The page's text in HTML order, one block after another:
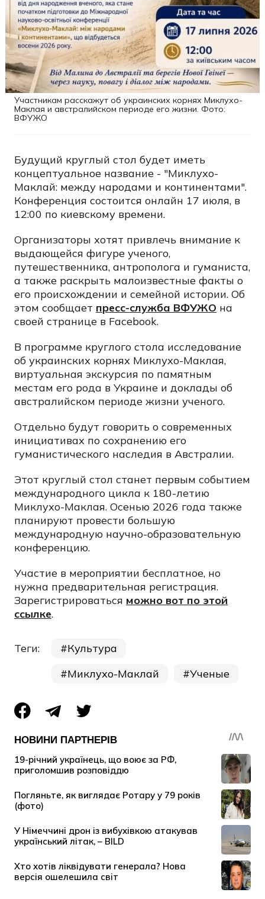
Участникам расскажут об украинских корнях Миклухо-
Маклая и австралийском периоде его жизни. Фото:
ВФУЖО
Будущий круглый стол будет иметь
концептуальное название - "Миклухо-
Маклай: между народами и континентами".
Конференция состоится онлайн 17 июля, в
12:00 по киевскому времени.
Организаторы хотят привлечь внимание к
выдающейся фигуре ученого,
путешественника, антрополога и гуманиста,
а также раскрыть малоизвестные факты о
его происхождении и семейной истории. Об
этом сообщает пресс-служба ВФУЖО на
своей странице в Facebook.
В программе круглого стола исследование
об украинских корнях Миклухо-Маклая,
виртуальная экскурсия по памятным
местам его рода в Украине и доклады об
австралийском периоде жизни ученого.
Отдельно будут говорить о современных
инициативах по сохранению его
гуманистического наследия в Австралии.
Этот круглый стол станет первым событием
международного цикла к 180-летию
Миклухо-Маклая. Осенью 2026 года также
планируют провести большую
международную научно-образовательную
конференцию.
Участие в мероприятии бесплатное, но
нужна предварительная регистрация.
Зарегистрироваться можно вот по этой
ссылке.
Теги:
Культура
Миклухо-Маклай
Ученые